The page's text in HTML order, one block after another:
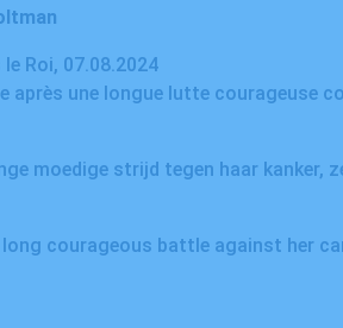
après une longue lutte courageuse
moedige strijd tegen haar kanker,
courageous battle against her